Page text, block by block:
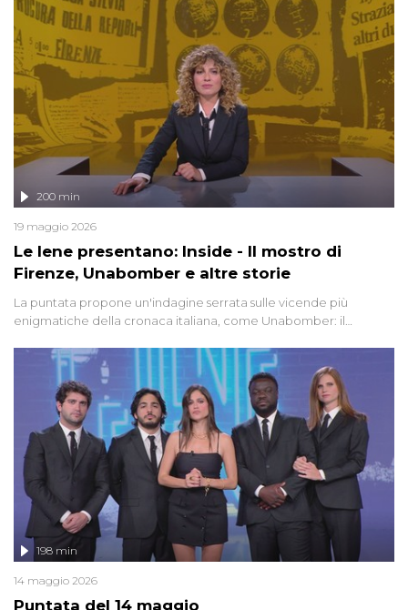
Le Iene presentano: Inside - Il mostro di
Firenze, Unabomber e altre storie
200 min
19 maggio 2026
La puntata propone un'indagine serrata sulle vicende più
enigmatiche della cronaca italiana, come Unabomber: il
'90 e il 2000 che, inquietantemente, potrebbe essere ancora in
libertà. Lo speciale affronta inoltre le zone d'ombra sul Mostro di
Firenze, le cui responsabilità appaiono ancora oggi avvolte in un
groviglio di dubbi mai chiariti. Nel corso dello speciale anche
l'intervista inedita a Olindo Romano, realizzata ne...
Puntata del 14 maggio
198 min
14 maggio 2026